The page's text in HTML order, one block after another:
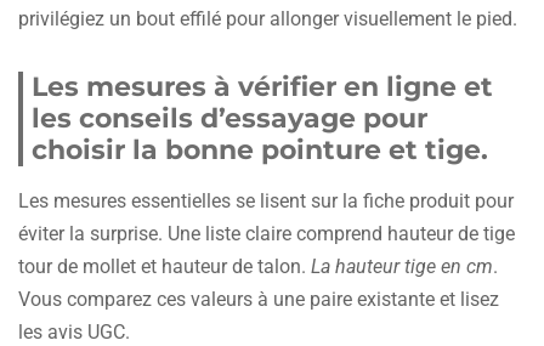
privilégiez un bout effilé pour allonger visuellement le pied.
Les mesures à vérifier en ligne et
les conseils d’essayage pour
choisir la bonne pointure et tige.
Les mesures essentielles se lisent sur la fiche produit pour
éviter la surprise. Une liste claire comprend hauteur de tige
tour de mollet et hauteur de talon. La hauteur tige en cm.
Vous comparez ces valeurs à une paire existante et lisez
les avis UGC.